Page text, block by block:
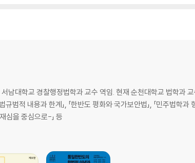
대학교 경찰행정법학과 교수 역임. 현재 순천대학교 법학과 교
규범적 내용과 한계」, 「한반도 평화와 국가보안법」, 「민주법학
심을 중심으로-」 등